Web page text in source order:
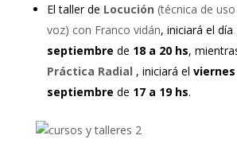
El taller de Locución (técnica de
voz) con Franco vidán, iniciará el día
septiembre de 18 a 20 hs,
Práctica Radial , iniciará el viernes
septiembre de 17 a 19 hs.